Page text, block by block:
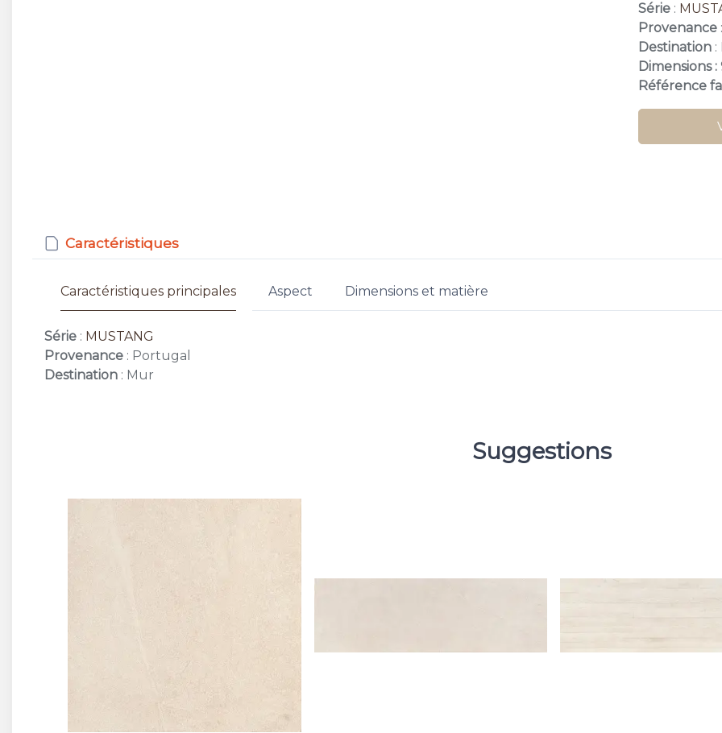
Série :
Provenance
Destination :
Dimensions :
Référence
Caractéristiques
Caractéristiques principales Aspect Dimensions et matière
Série : MUSTANG
Provenance : Portugal
Destination : Mur
Suggestions